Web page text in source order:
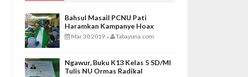
Bahsul Masail PCNU Pati
Haramkan Kampanye Hoax
Mar 30 2019 - Tabayuna.com
Ngawur, Buku K13 Kelas 5 SD/MI
Tulis NU Ormas Radikal